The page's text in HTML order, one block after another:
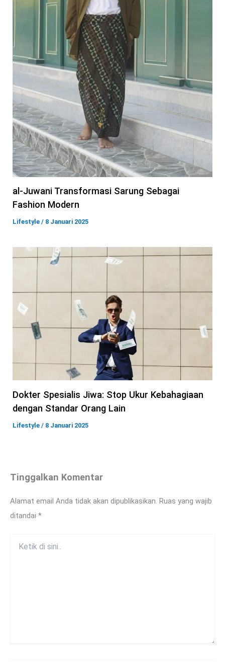
al-Juwani Transformasi Sarung Sebagai
Fashion Modern
Lifestyle / 8 Januari 2025
Dokter Spesialis Jiwa: Stop Ukur Kebahagiaan
dengan Standar Orang Lain
Lifestyle / 8 Januari 2025
Tinggalkan Komentar
Alamat email Anda tidak akan dipublikasikan. Ruas yang wajib
ditandai *